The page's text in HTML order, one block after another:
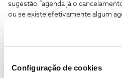
Configuração de cookies
sugestão “agenda já o
ou se existe efetivamente algum
disponível para este tipo de casos,